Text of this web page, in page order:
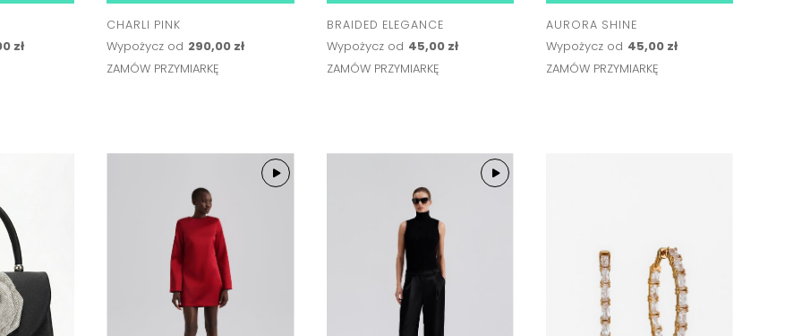
zł
CHARLI PINK
Wypożycz od 290,00 zł
ZAMÓW PRZYMIARKĘ
BRAIDED ELEGANCE
Wypożycz od 45,00 zł
ZAMÓW PRZYMIARKĘ
AURORA SHINE
Wypożycz od 45,00 zł
ZAMÓW PRZYMIARKĘ